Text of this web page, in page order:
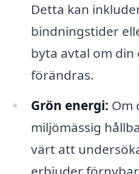
Detta kan
bindningstider
byta avtal om
förändras.
Grön energi: Om
miljömässig
värt att